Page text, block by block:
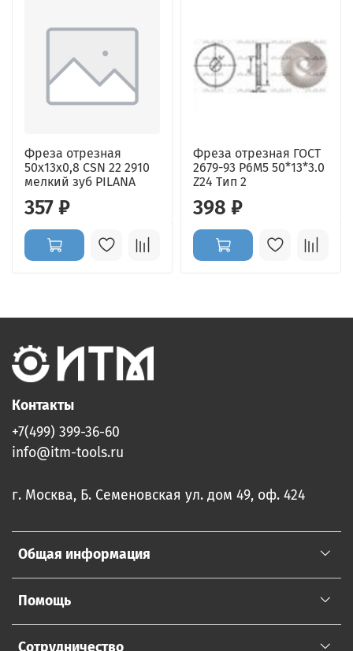
Фреза отрезная
50x13х0,8 CSN 22 2910
мелкий зуб PILANA
357 ₽
Фреза отрезная ГОСТ
2679-93 Р6М5 50*13*3.0
Z24 Тип 2
398 ₽
Общая информация
Помощь
Сотрудничество
Контакты
+7(499) 399-36-60
info@itm-tools.ru
г. Москва, Б. Семеновская ул. дом 49, оф. 424